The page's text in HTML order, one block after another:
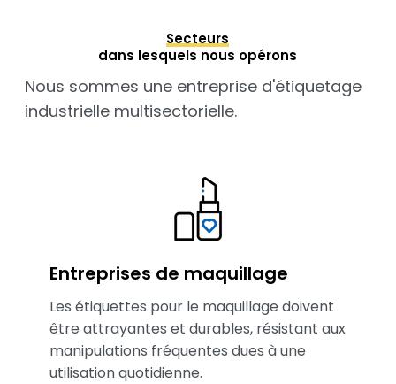
Secteurs
dans lesquels nous opérons
Nous sommes une entreprise d'étiquetage
industrielle multisectorielle.
Entreprises de maquillage
Les étiquettes pour le maquillage doivent
être attrayantes et durables, résistant aux
manipulations fréquentes dues à une
utilisation quotidienne.